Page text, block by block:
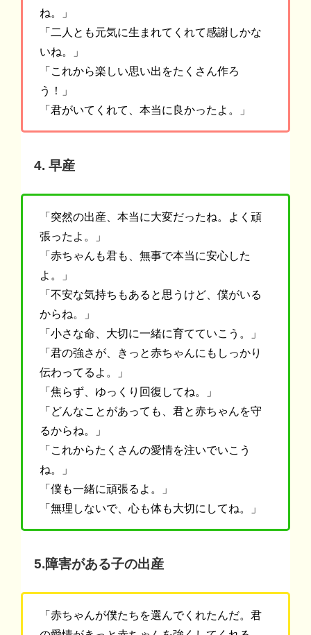
ね。」
「二人とも元気に生まれてくれて感謝しかな
いね。」
「これから楽しい思い出をたくさん作ろ
う！」
「君がいてくれて、本当に良かったよ。」
4. 早産
「突然の出産、本当に大変だったね。よく頑
張ったよ。」
「赤ちゃんも君も、無事で本当に安心した
よ。」
「不安な気持ちもあると思うけど、僕がいる
からね。」
「小さな命、大切に一緒に育てていこう。」
「君の強さが、きっと赤ちゃんにもしっかり
伝わってるよ。」
「焦らず、ゆっくり回復してね。」
「どんなことがあっても、君と赤ちゃんを守
るからね。」
「これからたくさんの愛情を注いでいこう
ね。」
「僕も一緒に頑張るよ。」
「無理しないで、心も体も大切にしてね。」
5.障害がある子の出産
「赤ちゃんが僕たちを選んでくれたんだ。君